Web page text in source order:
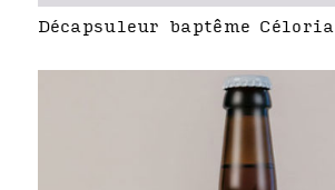
Décapsuleur baptême Céloria